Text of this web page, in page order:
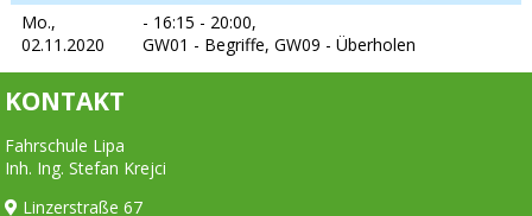
Mo.,
02.11.2020
- 16:15 - 20:00,
GW01 - Begriffe, GW09 - Überholen
KONTAKT
Fahrschule Lipa
Inh. Ing. Stefan Krejci
Linzerstraße 67